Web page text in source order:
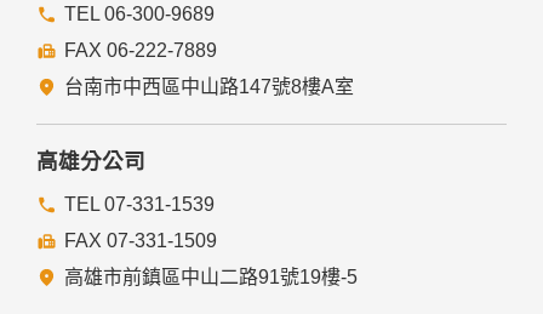
TEL 06-300-9689
FAX 06-222-7889
台南市中西區中山路147號8樓A室
高雄分公司
TEL 07-331-1539
FAX 07-331-1509
高雄市前鎮區中山二路91號19樓-5